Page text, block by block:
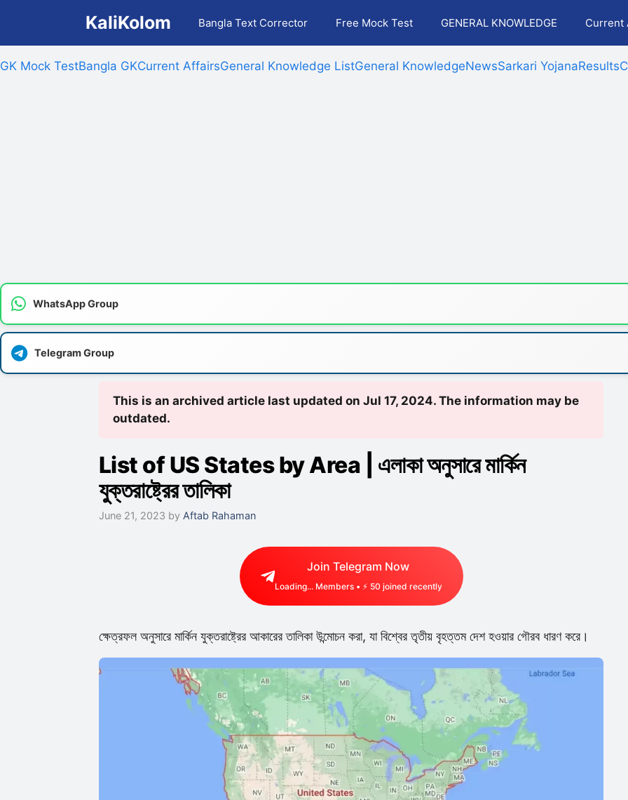
content
KaliKolom Bangla Text Corrector Free Mock Test GENERAL KNOWLEDGE Current
GK Mock TestBangla GKCurrent AffairsGeneral Knowledge ListGeneral KnowledgeNewsSarkari YojanaResults
WhatsApp Group
Telegram Group
This is an archived article last updated on Jul 17, 2024. The information may be
outdated.
List of US States by Area | এলাকা অনুসারে মার্কিন
যুক্তরাষ্ট্রের তালিকা
June 21, 2023 by Aftab Rahaman
Join Telegram Now
Loading...Members • ⚡ 50 joined recently
ক্ষেত্রফল অনুসারে মার্কিন যুক্তরাষ্ট্রের আকারের তালিকা উন্মোচন করা, যা বিশ্বের তৃতীয় বৃহত্তম দেশ হওয়ার গৌরব ধারণ করে।